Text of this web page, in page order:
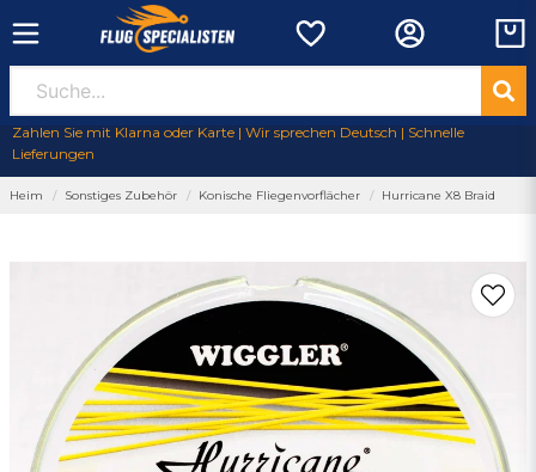
Zahlen Sie mit Klarna oder Karte | Wir sprechen Deutsch | Schnelle
Lieferungen
Heim Sonstiges Zubehör Konische Fliegenvorflächer Hurricane X8 Braid